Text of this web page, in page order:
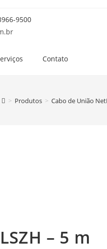
9500
Contato
> Produtos > Cabo de União
– 5 m